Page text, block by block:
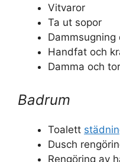
Vitvaror
Ta ut sopor
Handfat och
Damma och
Badrum
Toalett
Dusch
Rengöring av